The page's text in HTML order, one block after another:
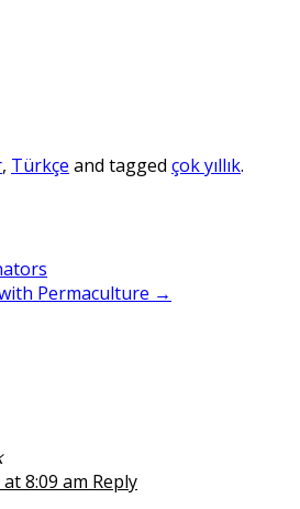
, Türkçe and tagged çok yıllık.
Permaculture →
8:09 am Reply